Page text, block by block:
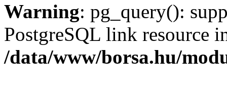
Warning: pg_query():
PostgreSQL link resource
/data/www/borsa.hu/